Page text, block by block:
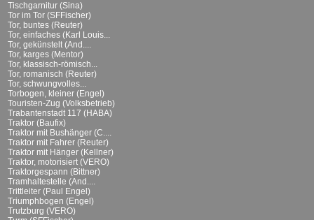
Tischgarnitur (Sina)
Tor im Tor (SFFischer)
Tor, buntes (Reuter)
Tor, einfaches (Karl Louis...
Tor, gekünstelt (And....
Tor, karges (Mentor)
Tor, klassisch-römisch...
Tor, romanisch (Reuter)
Tor, schwungvolles...
Torbogen, kleiner (Engel)
Touristen-Zug (Volksbetrieb)
Trabantenstadt 117 (HABA)
Traktor (Baufix)
Traktor mit Bushänger (C....
Traktor mit Fahrer (Reuter)
Traktor mit Hänger (Kellner)
Traktor, motorisiert (VERO)
Traktorgespann (Bittner)
Tramhaltestelle (And....
Trittleiter (Paul Engel)
Triumphbogen (Engel)
Trutzburg (VERO)